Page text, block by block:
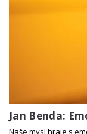
Jan Benda:
Naše mysl hraje s